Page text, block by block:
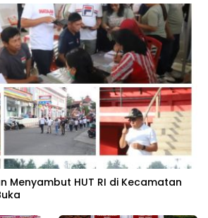
Menyambut HUT RI di Kecamatan